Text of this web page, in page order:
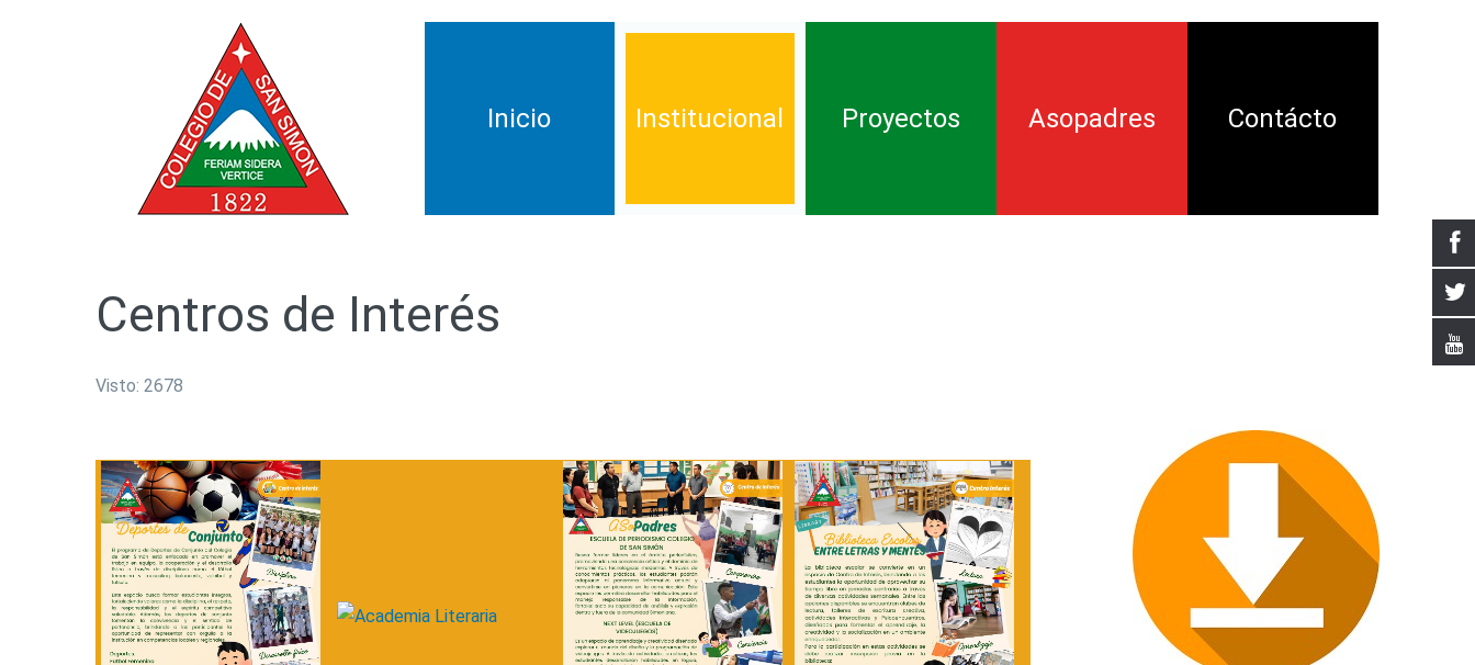
Inicio Institucional
Banda Marcial Simoniana
Trámites y Servicios
QUE HACER EN RELACION A LA
FIEBRE AMARILLA
Contratación
Transparencia y Acceso a la
Información Pública
Proyectos
Espacios de Lectura Crítica
Ética y Valores Humanos
Gobierno Escolar
Periódico Mural
Plan Lector
Uso del Tiempo Libre
Asopadres Contácto
Centros de Interés
Visto: 2678